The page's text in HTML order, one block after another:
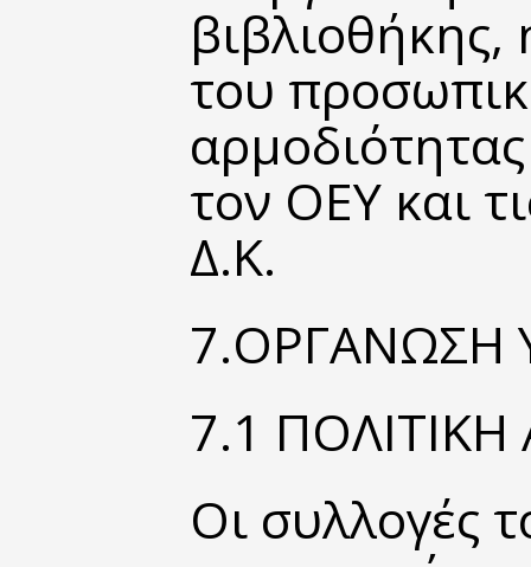
του
τον ΟΕΥ και
Δ.Κ.
7.ΟΡΓΑΝΩΣΗ
7.1
Οι συλλογές